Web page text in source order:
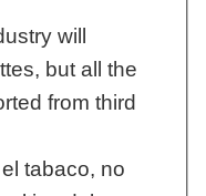
will
but all the
from third
tabaco, no